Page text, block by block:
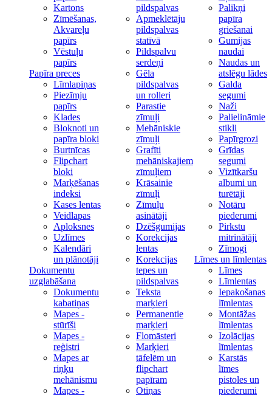
Kartons
Zīmēšanas,
Akvareļu
papīrs
Vēstuļu
papīrs
Papīra preces
Līmlapiņas
Piezīmju
papīrs
Klades
Bloknoti un
papīra bloki
Burtnīcas
Flipchart
bloki
Marķēšanas
indeksi
Kases lentas
Veidlapas
Aploksnes
Uzlīmes
Kalendāri
un plānotāji
Dokumentu
uzglabāšana
Dokumentu
kabatiņas
Mapes -
stūrīši
Mapes -
reģistri
Mapes ar
riņķu
mehānismu
Mapes -
pildspalvas
Apmeklētāju
pildspalvas
statīvā
Pildspalvu
serdeņi
Gēla
pildspalvas
un rolleri
Parastie
zīmuļi
Mehāniskie
zīmuļi
Grafīti
mehāniskajiem
zīmuļiem
Krāsainie
zīmuļi
Zīmuļu
asinātāji
Dzēšgumijas
Korekcijas
lentas
Korekcijas
tepes un
pildspalvas
Teksta
marķieri
Permanentie
marķieri
Flomāsteri
Marķieri
tāfelēm un
flipchart
papīram
Otiņas
Palikņi
papīra
griešanai
Gumijas
naudai
Naudas un
atslēgu lādes
Galda
segumi
Naži
Palielināmie
stikli
Papīrgrozi
Grīdas
segumi
Vizītkaršu
albumi un
turētāji
Notāru
piederumi
Pirkstu
mitrinātāji
Zīmogi
Līmes un līmlentas
Līmes
Līmlentas
Iepakošanas
līmlentas
Montāžas
līmlentas
Izolācijas
līmlentas
Karstās
līmes
pistoles un
piederumi